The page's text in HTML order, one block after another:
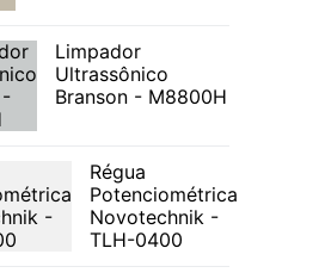
Limpador
Ultrassônico
Branson - M8800H
Régua
Potenciométrica
Novotechnik -
TLH-0400